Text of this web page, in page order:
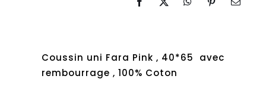
Coussin uni Fara Pink , 40*65 avec
rembourrage , 100% Coton